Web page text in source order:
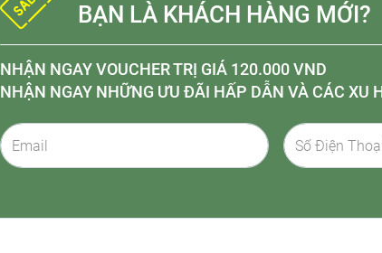
BẠN LÀ KHÁCH HÀNG MỚI?
NHẬN NGAY VOUCHER TRỊ GIÁ 120.000 VND
NHẬN NGAY NHỮNG ƯU ĐÃI HẤP DẪN VÀ CÁC XU